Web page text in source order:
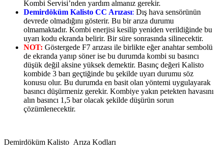
Kombi Servisi’nden yardım almanız gerekir.
Demirdöküm Kalisto CC Arızası: Dış hava sensörünün
devrede olmadığını gösterir. Bu bir arıza durumu
olmamaktadır. Kombi enerjisi kesilip yeniden verildiğinde bu
uyarı kodu ekranda belirir. Bir süre sonrasında silinecektir.
NOT: Göstergede F7 arızası ile birlikte eğer anahtar sembolü
de ekranda yanıp söner ise bu durumda kombi su basıncı
düşük değil aksine yüksek demektir. Basınç değeri Kalisto
kombide 3 barı geçtiğinde bu şekilde uyarı durumu söz
konusu olur. Bu durumda en basit olan yöntemi uygulayarak
basıncı düşürmeniz gerekir. Kombiye yakın petekten havasını
alın basıncı 1,5 bar olacak şekilde düşürün sorun
çözümlenecektir.
Demirdöküm Kalisto Arıza Kodları